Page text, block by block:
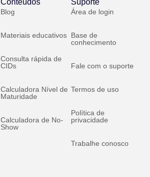
Conteúdos
Blog
Materiais educativos
Consulta rápida de
CIDs
Calculadora Nível de
Maturidade
Calculadora de No-
Show
Suporte
Área de login
Base de
conhecimento
Fale com o suporte
Termos de uso
Política de
privacidade
Trabalhe conosco